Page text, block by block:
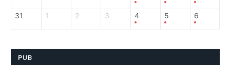
31 1 2 3 4 5 6
PUB